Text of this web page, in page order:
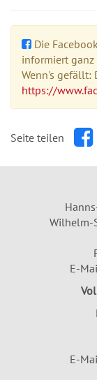
Die
informiert
Wenn's gefällt:
https://
Seite teilen
Wilhelm-
E-
E-